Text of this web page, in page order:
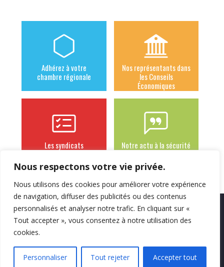
Nous respectons votre vie privée.
Nous utilisons des cookies pour améliorer votre expérience
de navigation, diffuser des publicités ou des contenus
personnalisés et analyser notre trafic. En cliquant sur «
Tout accepter », vous consentez à notre utilisation des
cookies.
Personnaliser Tout rejeter Accepter tout
Adhérez à votre
chambre régionale
Nos représentants dans
les Conseils
Économiques
Les syndicats
Notre actu à la sécurité
indépendants
Mentions légales
Politique de
confidentialité
Contact
© 2012 - 2026 CNPL - cnpl@cnpl.org